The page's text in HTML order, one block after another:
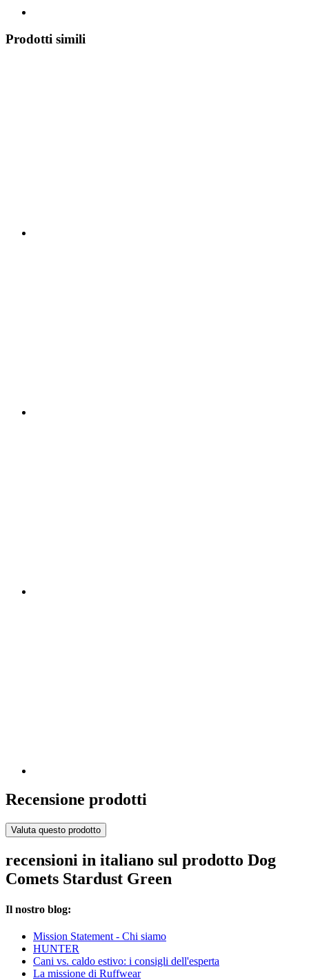
Prodotti simili
Recensione prodotti
Valuta questo prodotto
recensioni in italiano sul prodotto Dog
Comets Stardust Green
Il nostro blog:
Mission Statement - Chi siamo
HUNTER
Cani vs. caldo estivo: i consigli dell'esperta
La missione di Ruffwear